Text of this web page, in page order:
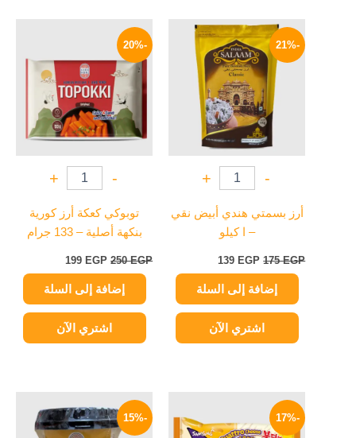
-21%
-
+
أرز بسمتي هندي أبيض نقي
– ا كيلو
175EGP
السعر
الأصلي
هو:
175 EGP.
139 EGP
السعر
الحالي
هو:
139 EGP.
إضافة إلى السلة
اشتري الآن
-20%
-
+
توبوكي كعكة أرز كورية
بنكهة أصلية – 133 جرام
250EGP
250 EGP.
199 EGP
199 EGP.
إضافة إلى السلة
اشتري الآن
-17%
هو:
هو:
-15%
الأصلي
هو:
الحالي
هو: